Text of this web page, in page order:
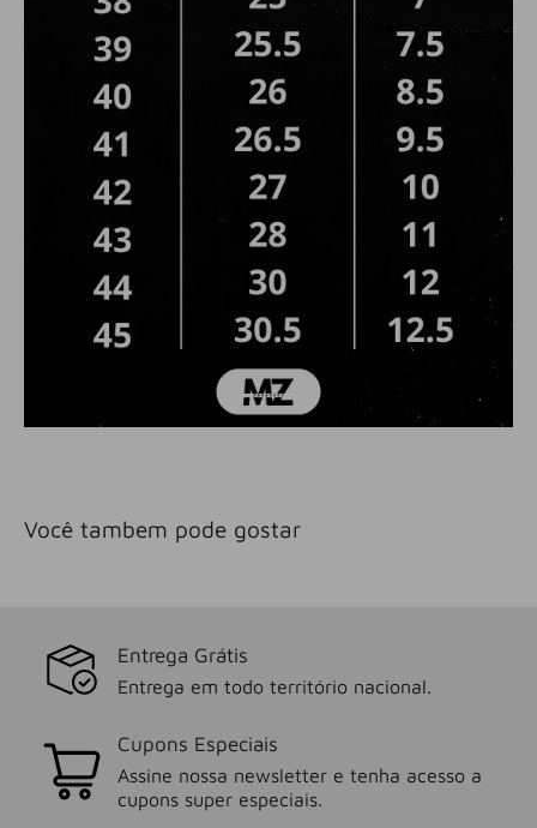
Você tambem pode gostar
Entrega Grátis
Entrega em todo território nacional.
Cupons Especiais
Assine nossa newsletter e tenha acesso a
cupons super especiais.